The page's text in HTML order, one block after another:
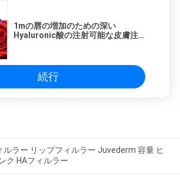
1mの唇の増加のための深い
Hyaluronic酸の注射可能な皮膚注入
続行
ラー リップフィルラー Juvederm 容量 ヒ
ク HAフィルラー